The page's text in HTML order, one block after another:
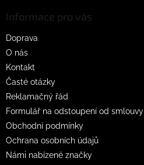
Informace pro vás
Doprava
O nás
Kontakt
Časté otázky
Reklamačný řád
Formulář na odstoupení od smlouvy
Obchodní podmínky
Ochrana osobních údajů
Námi nabízené značky